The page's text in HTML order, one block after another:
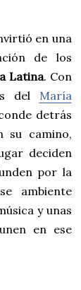
en una
de los
Latina. Con
del María
detrás
su camino,
deciden
por la
ambiente
y unas
en ese